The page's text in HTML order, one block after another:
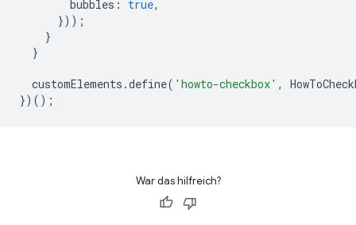
bubbles : true,
}));
}
}
customElements .define( 'howto-checkbox' ,
})();
War das hilfreich?